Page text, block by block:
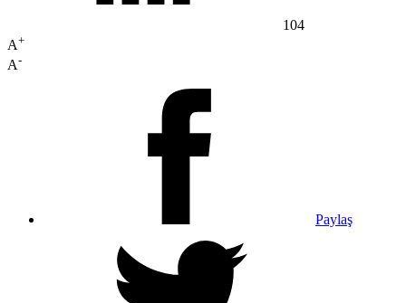
104
A+
A-
Paylaş